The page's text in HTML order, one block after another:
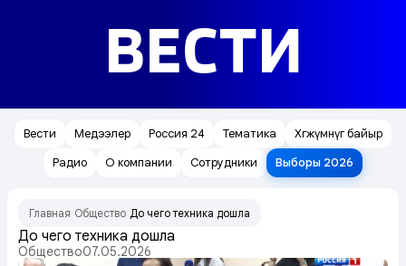
ВЕСТИ
Вести Медээлер Россия 24 Тематика
Хөгжүмнүг байыр
Радио
О компании Сотрудники Выборы 2026
Главная Общество До чего техника дошла
До чего техника дошла
Общество07.05.2026